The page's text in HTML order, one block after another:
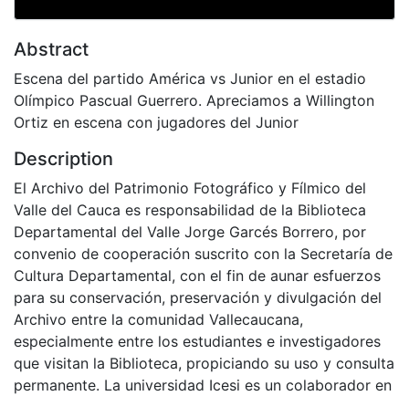
Abstract
Escena del partido América vs Junior en el estadio
Olímpico Pascual Guerrero. Apreciamos a Willington
Ortiz en escena con jugadores del Junior
Description
El Archivo del Patrimonio Fotográfico y Fílmico del
Valle del Cauca es responsabilidad de la Biblioteca
Departamental del Valle Jorge Garcés Borrero, por
convenio de cooperación suscrito con la Secretaría de
Cultura Departamental, con el fin de aunar esfuerzos
para su conservación, preservación y divulgación del
Archivo entre la comunidad Vallecaucana,
especialmente entre los estudiantes e investigadores
que visitan la Biblioteca, propiciando su uso y consulta
permanente. La universidad Icesi es un colaborador en